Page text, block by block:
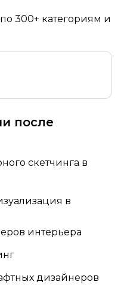
300+ категориям и
после
скетчинга в
в
интерьера
дизайнеров